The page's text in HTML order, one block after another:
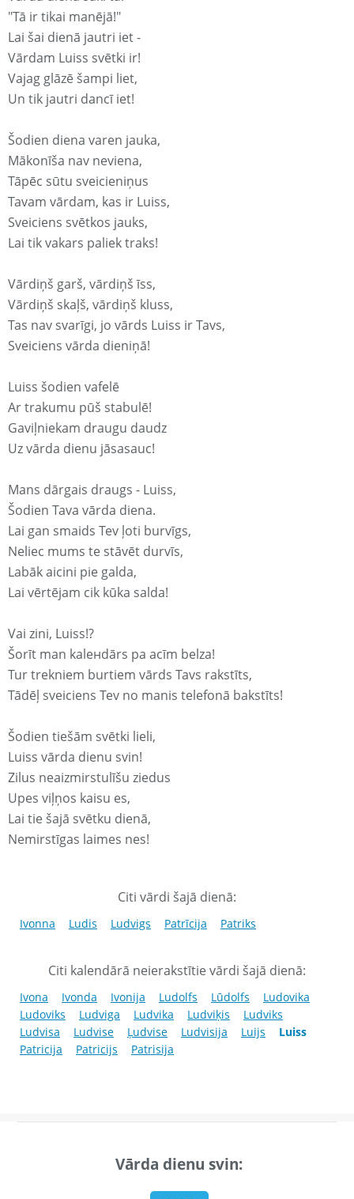
"Tā ir tikai manējā!"
Lai šai dienā jautri iet -
Vārdam Luiss svētki ir!
Vajag glāzē šampi liet,
Un tik jautri dancī iet!
Šodien diena varen jauka,
Mākonīša nav neviena,
Tāpēc sūtu sveicieniņus
Tavam vārdam, kas ir Luiss,
Sveiciens svētkos jauks,
Lai tik vakars paliek traks!
Vārdiņš garš, vārdiņš īss,
Vārdiņš skaļš, vārdiņš kluss,
Tas nav svarīgi, jo vārds Luiss ir Tavs,
Sveiciens vārda dieniņā!
Luiss šodien vafelē
Ar trakumu pūš stabulē!
Gaviļniekam draugu daudz
Uz vārda dienu jāsasauc!
Mans dārgais draugs - Luiss,
Šodien Tava vārda diena.
Lai gan smaids Tev ļoti burvīgs,
Neliec mums te stāvēt durvīs,
Labāk aicini pie galda,
Lai vērtējam cik kūka salda!
Vai zini, Luiss!?
Šorīt man kaleнdārs pa acīm belza!
Tur trekniem burtiem vārds Tavs rakstīts,
Tādēļ sveiciens Tev no manis telefonā bakstīts!
Šodien tiešām svētki lieli,
Luiss vārda dienu svin!
Zilus neaizmirstulīšu ziedus
Upes viļņos kaisu es,
Lai tie šajā svētku dienā,
Nemirstīgas laimes nes!
Citi vārdi šajā dienā:
Ivonna Ludis Ludvigs Patrīcija Patriks
Citi kalendārā neierakstītie vārdi šajā dienā:
Ivona Ivonda Ivonija Ludolfs Lūdolfs
Ludovika
Ludoviks
Ludviga Ludvika Ludviķis
Ludviks
Ludvisa
Ludvise Ļudvise Ludvisija Luijs
Luiss
Patricija
Patricijs Patrisija
Vārda dienu svin: